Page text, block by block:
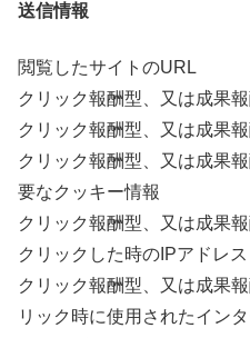
送信情報
閲覧したサイトのURL
クリック報酬型、又は成果
クリック報酬型、又は成果
クリック報酬型、又は成果
要なクッキー情報
クリック報酬型、又は成果
クリックした時のIPアドレス
クリック報酬型、又は成果
リック時に使用されたイン